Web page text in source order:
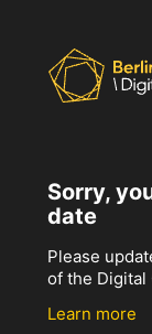
Sorry,
date
Please
of the Digital
Learn more